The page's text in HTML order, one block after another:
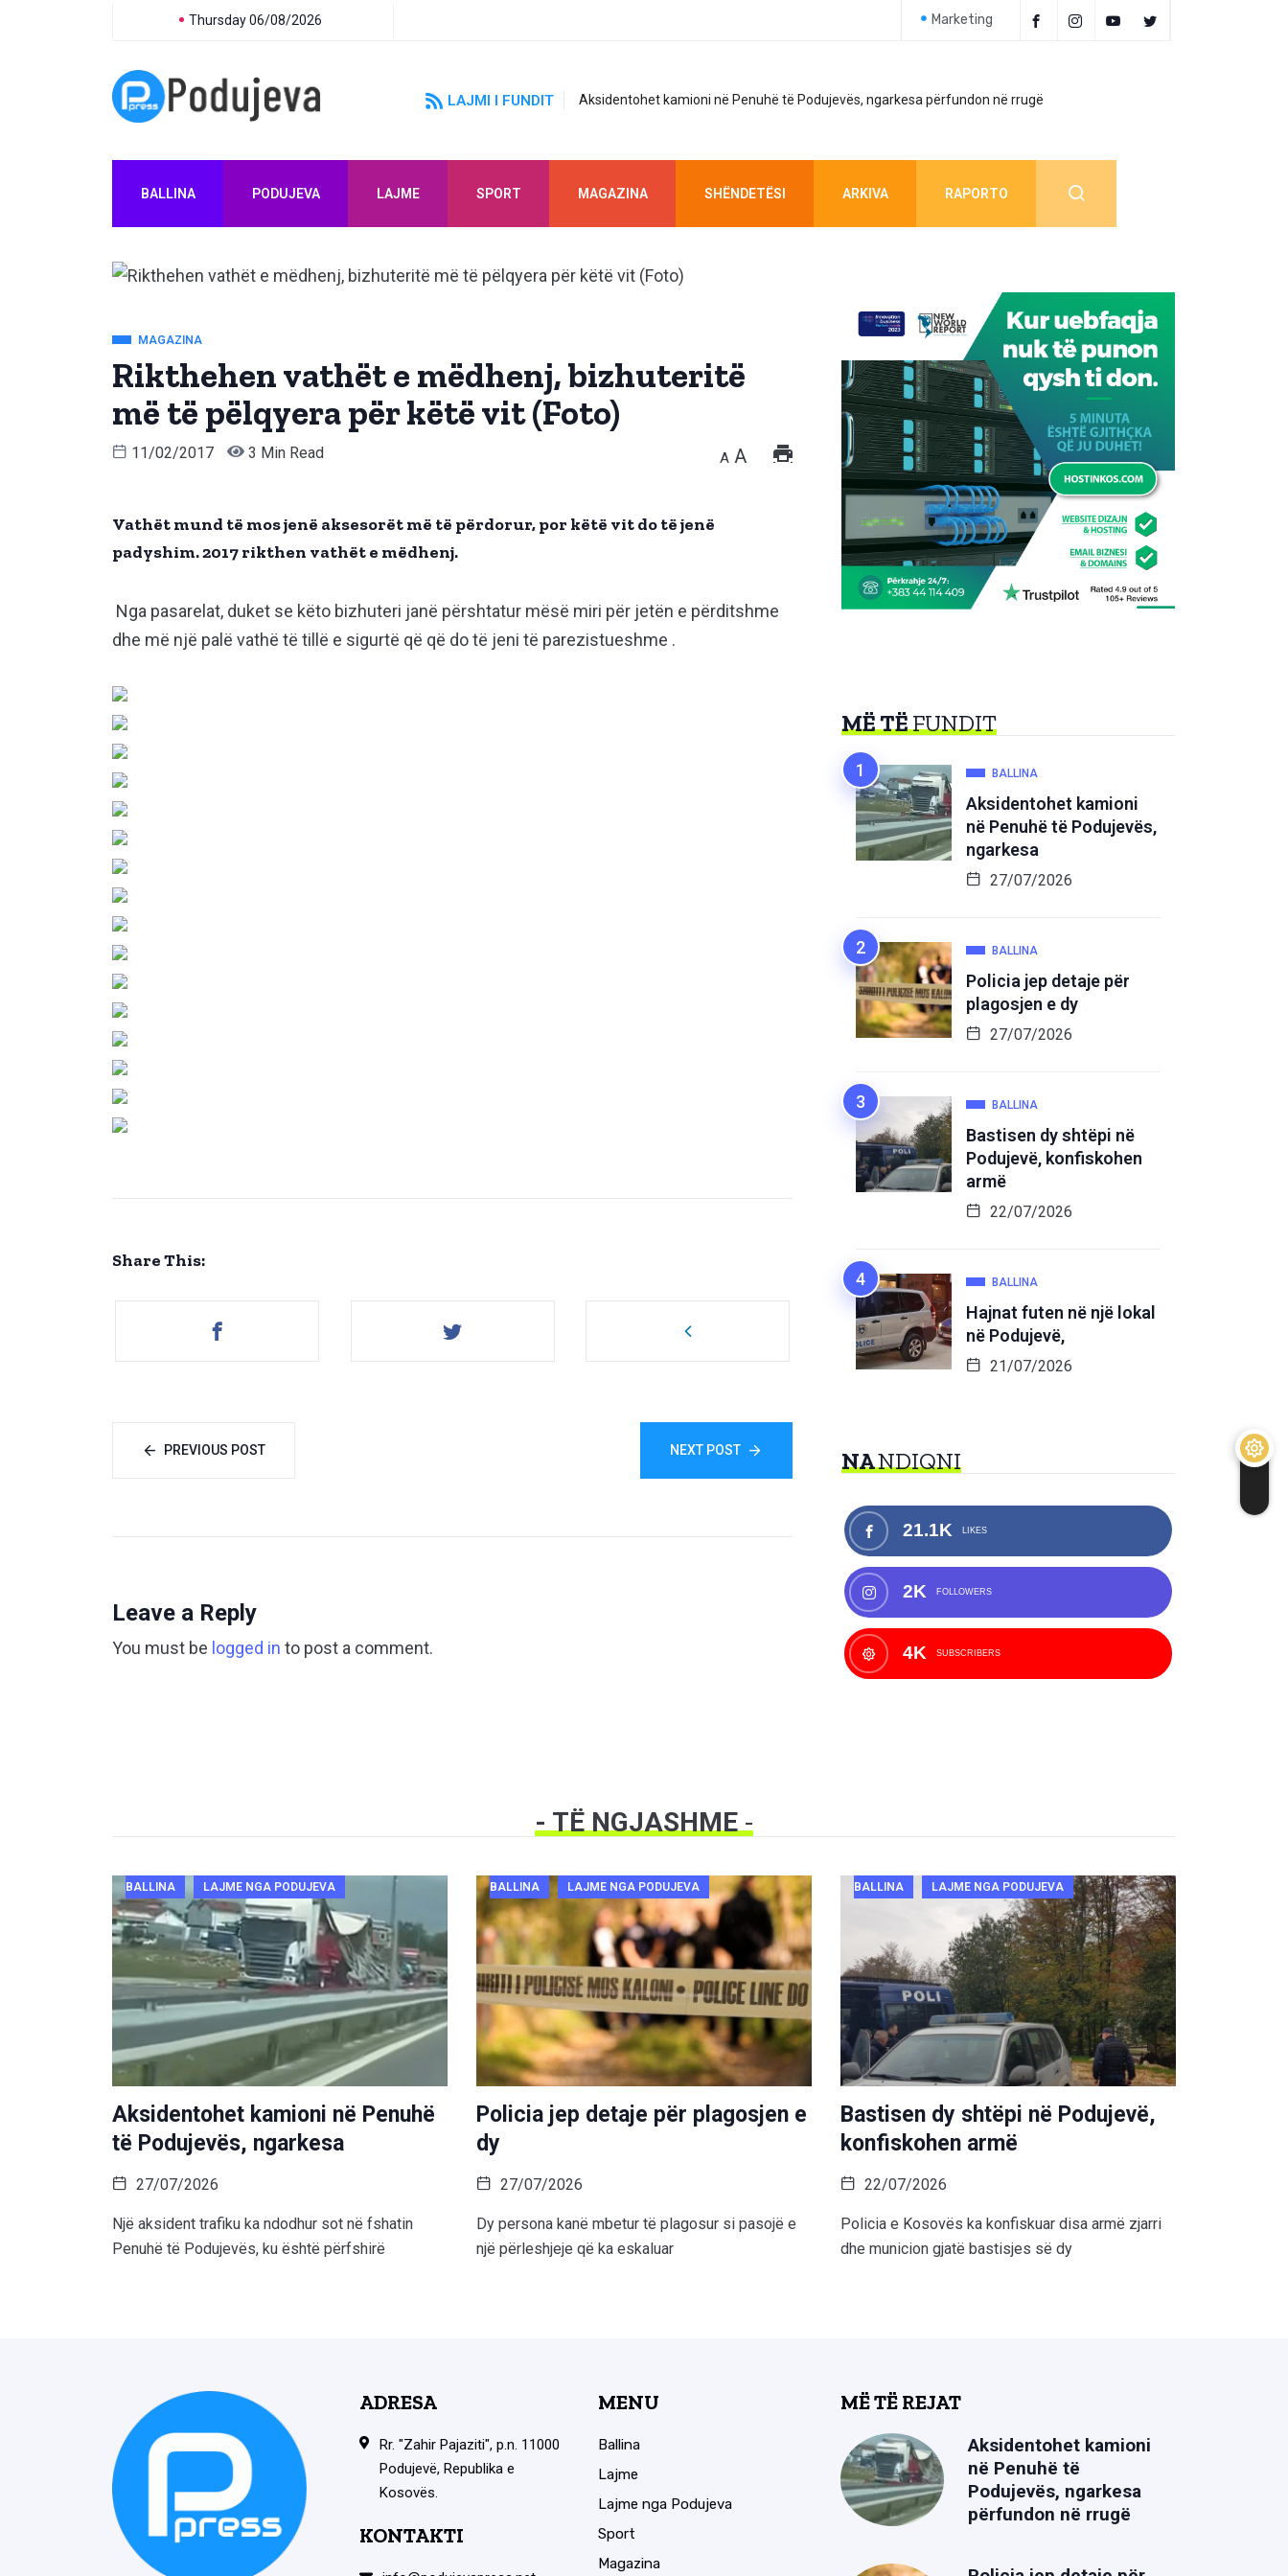
Thursday 06/08/2026 Marketing
LAJMI I FUNDIT Aksidentohet kamioni në Penuhë të Podujevës, ngarkesa përfundon në rrugë
BALLINA PODUJEVA LAJME SPORT MAGAZINA SHËNDETËSI ARKIVA RAPORTO
MAGAZINA
Rikthehen vathët e mëdhenj, bizhuteritë
më të pëlqyera për këtë vit (Foto)
11/02/2017 3 Min Read A A
Vathët mund të mos jenë aksesorët më të përdorur, por këtë vit do të jenë
padyshim. 2017 rikthen vathët e mëdhenj.
Nga pasarelat, duket se këto bizhuteri janë përshtatur mësë miri për jetën e përditshme
dhe më një palë vathë të tillë e sigurtë që që do të jeni të parezistueshme .
Share This:
PREVIOUS POST NEXT POST
Leave a Reply
You must be logged in to post a comment.
MË TËFUNDIT
BALLINA
Aksidentohet kamioni
në Penuhë të Podujevës,
ngarkesa
27/07/2026
BALLINA
Policia jep detaje për
plagosjen e dy
27/07/2026
BALLINA
Bastisen dy shtëpi në
Podujevë, konfiskohen
armë
22/07/2026
BALLINA
Hajnat futen në një lokal
në Podujevë,
21/07/2026
NANDIQNI
21.1K LIKES
2K FOLLOWERS
4K SUBSCRIBERS
- TË NGJASHME-
BALLINA LAJME NGA PODUJEVA
Aksidentohet kamioni në Penuhë
të Podujevës, ngarkesa
27/07/2026
Një aksident trafiku ka ndodhur sot në fshatin
Penuhë të Podujevës, ku është përfshirë
BALLINA LAJME NGA PODUJEVA
Policia jep detaje për plagosjen e
dy
27/07/2026
Dy persona kanë mbetur të plagosur si pasojë e
një përleshjeje që ka eskaluar
BALLINA LAJME NGA PODUJEVA
Bastisen dy shtëpi në Podujevë,
konfiskohen armë
22/07/2026
Policia e Kosovës ka konfiskuar disa armë zjarri
dhe municion gjatë bastisjes së dy
ADRESA
Rr. "Zahir Pajaziti", p.n. 11000
Podujevë, Republika e
Kosovës.
KONTAKTI
MENU
Ballina
Lajme
Lajme nga Podujeva
Sport
Magazina
MË TË REJAT
Aksidentohet kamioni
në Penuhë të
Podujevës, ngarkesa
përfundon në rrugë